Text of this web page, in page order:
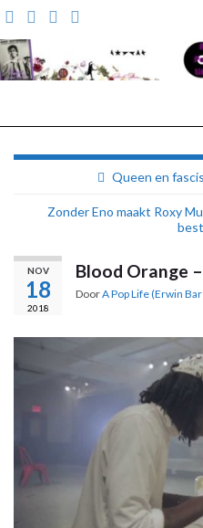
Search for:
Queen en
Zonder Eno maakt Roxy
NOV
18
2018
Blood Orange
DoorA Pop Life (Erwin